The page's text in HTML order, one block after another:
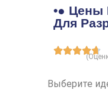
•● Цены
Для
Выберите